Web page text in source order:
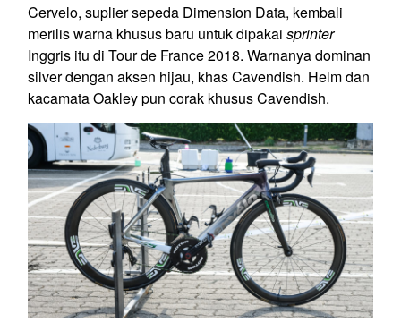
Cervelo, suplier sepeda Dimension Data, kembali
merilis warna khusus baru untuk dipakai sprinter
Inggris itu di Tour de France 2018. Warnanya dominan
silver dengan aksen hijau, khas Cavendish. Helm dan
kacamata Oakley pun corak khusus Cavendish.